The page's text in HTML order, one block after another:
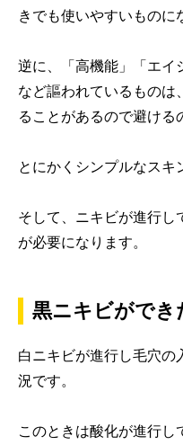
きでも使いやすいものに
逆に、「高機能」「エイ
など謳われているものは
ることがあるので避ける
とにかくシンプルなスキ
そして、ニキビが進行し
が必要になります。
黒ニキビができ
白ニキビが進行し毛穴の
況です。
このときは酸化が進行